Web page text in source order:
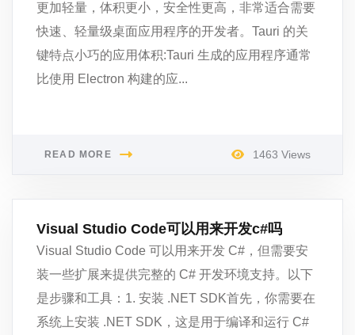
更加轻量，体积更小，安全性更高，非常适合需要
快速、轻量级桌面应用程序的开发者。Tauri 的关
键特点小巧的应用体积:Tauri 生成的应用程序通常
比使用 Electron 构建的应...
READ MORE 1463 Views
Visual Studio Code可以用来开发c#吗
Visual Studio Code 可以用来开发 C#，但需要安
装一些扩展来提供完整的 C# 开发环境支持。以下
是步骤和工具：1. 安装 .NET SDK首先，你需要在
系统上安装 .NET SDK，这是用于编译和运行 C#